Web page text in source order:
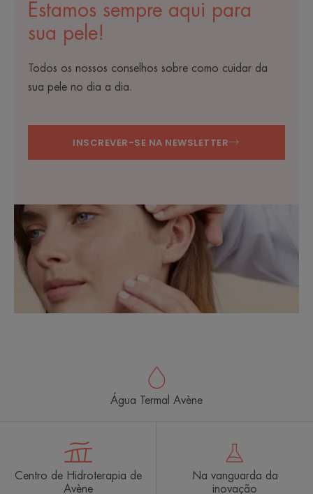
Estamos sempre aqui para
sua pele!
Todos os nossos conselhos sobre como cuidar da
sua pele no dia a dia.
INSCREVER-SE NA NEWSLETTER
Água Termal Avène
Centro de Hidroterapia de
Avène
Na vanguarda da
inovação